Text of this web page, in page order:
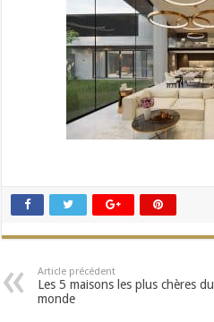
Article précédent
Les 5 maisons les plus chères du
monde